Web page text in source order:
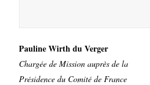
Pauline Wirth du Verger
Chargée de Mission auprès de la
Présidence du Comité de France